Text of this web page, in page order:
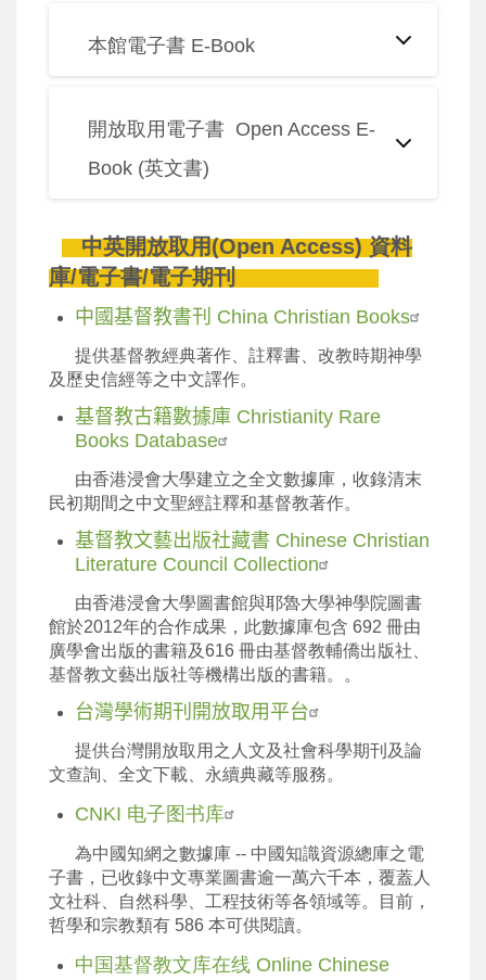
本館電子書 E-Book
開放取用電子書 Open Access E-
Book (英文書)
中英開放取用(Open Access) 資料
庫/電子書/電子期刊
中國基督教書刊 China Christian Books
提供基督教經典著作、註釋書、改教時期神學
及歷史信經等之中文譯作。
基督教古籍數據庫 Christianity Rare
Books Database
由香港浸會大學建立之全文數據庫，收錄清末
民初期間之中文聖經註釋和基督教著作。
基督教文藝出版社藏書 Chinese Christian
Literature Council Collection
由香港浸會大學圖書館與耶魯大學神學院圖書
館於2012年的合作成果，此數據庫包含 692 冊由
廣學會出版的書籍及616 冊由基督教輔僑出版社、
基督教文藝出版社等機構出版的書籍。。
台灣學術期刊開放取用平台
提供台灣開放取用之人文及社會科學期刊及論
文查詢、全文下載、永續典藏等服務。
CNKI 电子图书库
為中國知網之數據庫 -- 中國知識資源總庫之電
子書，已收錄中文專業圖書逾一萬六千本，覆蓋人
文社科、自然科學、工程技術等各領域等。目前，
哲學和宗教類有 586 本可供閱讀。
中国基督教文库在线 Online Chinese